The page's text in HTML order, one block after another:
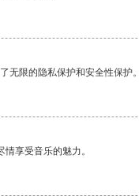
无限的隐私保护和安全性保护
享受音乐的魅力。